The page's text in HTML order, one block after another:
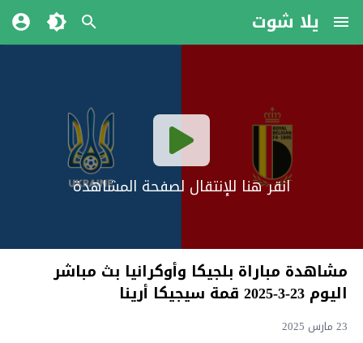
يلا شوت
انقر هنا للإنتقال لصفحة المشاهدة
مشاهدة مباراة بلجيكا وأوكرانيا بث مباشر
اليوم 23-3-2025 قمة سيجيكا أرينا
23 مارس 2025